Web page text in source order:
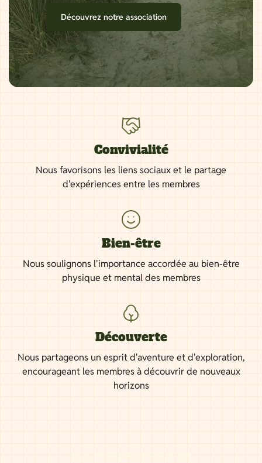
Découvrez notre association
Convivialité
Nous favorisons les liens sociaux et le partage
d'expériences entre les membres
Bien-être
Nous soulignons l'importance accordée au bien-être
physique et mental des membres
Découverte
Nous partageons un esprit d'aventure et d'exploration,
encourageant les membres à découvrir de nouveaux
horizons